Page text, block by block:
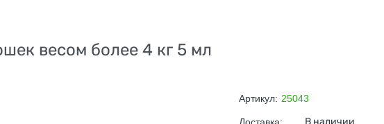
весом более 4 кг 5 мл
Артикул: 25043
В наличии